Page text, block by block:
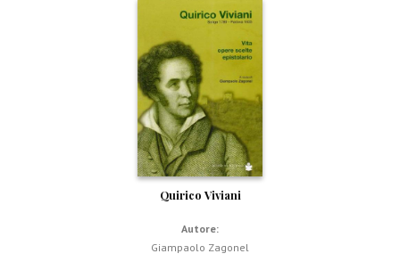
Quirico Viviani
Autore:
Giampaolo Zagonel